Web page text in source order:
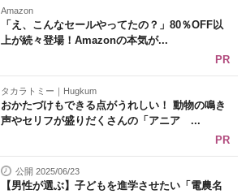
Amazon
「え、こんなセールやってたの？」80％OFF以
上が続々登場！Amazonの本気が...
PR
タカラトミー｜Hugkum
おかたづけもできる点がうれしい！ 動物の鳴き
声やセリフが盛りだくさんの「アニア ...
PR
公開 2025/06/23
【男性が選ぶ】子どもを進学させたい「電農名